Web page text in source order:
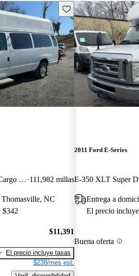
Guarda este Aviso
E-350 Super Duty Extended Cargo Van 111,982 millas
Thomasville, NC
$342
$11,391
El precio incluye tasas
$238/mes est.
2011 Ford E-Series
Entrega a
El precio
Buena oferta